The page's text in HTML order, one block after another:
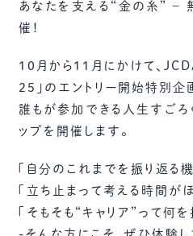
あなたを支える“金の糸” –
催！
10月から11月にかけて、
25」のエントリー開始特別企画
誰もが参加できる人生すごろ
ップを開催します。
「自分のこれまでを振り返る
「立ち止まって考える時間が
「そもそも“キャリア”って何を
-そんな方にこそ、ぜひ体験し